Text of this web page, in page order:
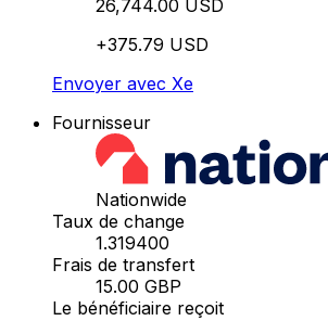
26,744.00 USD
+375.79 USD
Envoyer avec Xe
Fournisseur
Nationwide
Taux de change
1.319400
Frais de transfert
15.00 GBP
Le bénéficiaire reçoit